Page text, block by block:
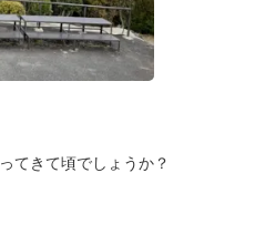
てきて頃でしょうか？